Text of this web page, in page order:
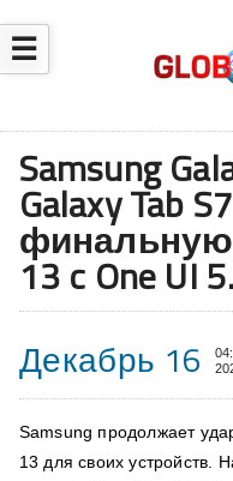
☰
Samsung
Galaxy Tab
финальную
13 c One UI
Декабрь 16
Samsung продолжает
13 для своих устройств.